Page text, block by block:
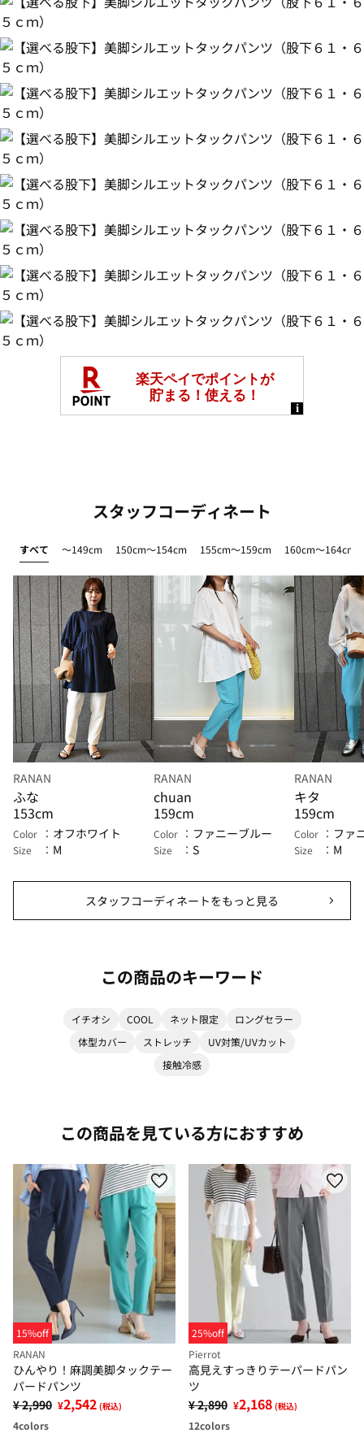
スタッフコーディネート
すべて ～149cm 150cm～154cm 155cm～159cm 160cm～164cm
RANAN
ふな
153cm
Color オフホワイト
Size M
RANAN
chuan
159cm
Color ファニーブルー
Size S
RANAN
キタ
159cm
Color ファ
Size M
スタッフコーディネートをもっと見る
この商品のキーワード
イチオシ COOL ネット限定
ロングセラー
体型カバー
ストレッチ
UV対策/UVカット
接触冷感
この商品を見ている方におすすめ
15%off
RANAN
ひんやり！麻調美脚タックテー
パードパンツ
¥ 2,990 ¥2,542 (税込)
4colors
25%off
Pierrot
高見えすっきりテーパードパン
ツ
¥ 2,890 ¥2,168 (税込)
12colors